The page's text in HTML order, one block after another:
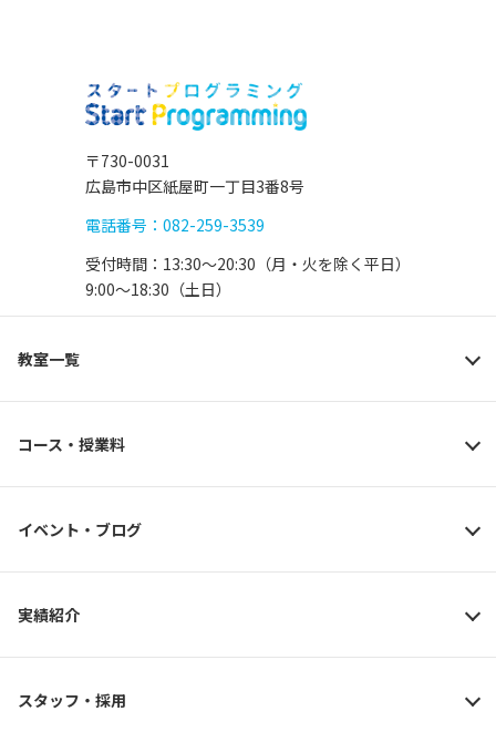
〒730-0031
広島市中区紙屋町一丁目3番8号
電話番号：082-259-3539
受付時間：13:30〜20:30（月・火を除く平日）
9:00〜18:30（土日）
教室一覧
コース・授業料
イベント・ブログ
実績紹介
スタッフ・採用